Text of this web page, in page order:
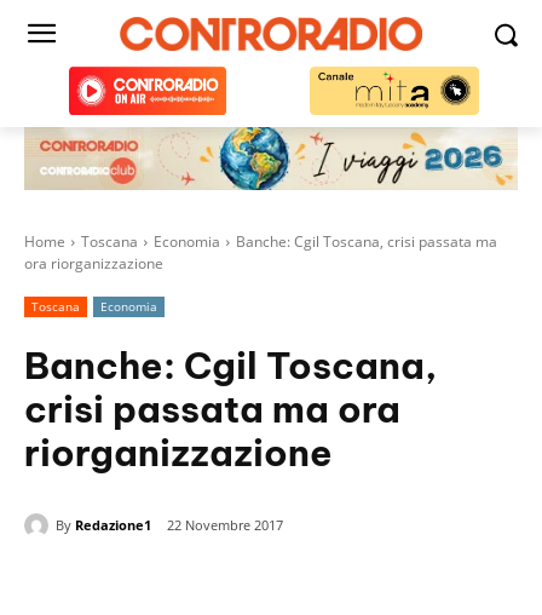
Home Toscana Economia
Banche: Cgil Toscana, crisi passata ma
ora riorganizzazione
Toscana Economia
Banche: Cgil Toscana,
crisi passata ma ora
riorganizzazione
By Redazione1 22 Novembre 2017